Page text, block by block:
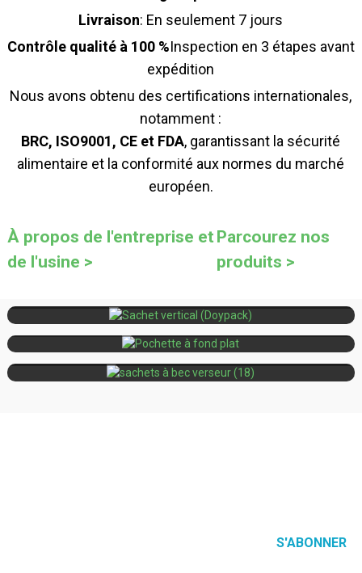
Livraison: En seulement 7 jours
Contrôle qualité à 100 %Inspection en 3 étapes avant
expédition
Nous avons obtenu des certifications internationales,
notamment :
BRC, ISO9001, CE et FDA, garantissant la sécurité
alimentaire et la conformité aux normes du marché
européen.
À propos de l'entreprise et
de l'usine >
Parcourez nos
produits >
Des options écologiques et recyclables sont
Pochette à fond plat Plus de volume, moins de matière
Poche à bec
Conception du bec verseur refermable et
étanche.
S'ABONNER